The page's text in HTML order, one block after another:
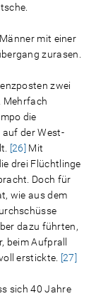
mit einer
zurasen.
zwei
Mehrfach
die
auf der West-
[26] Mit
drei Flüchtlinge
Doch für
wie aus dem
dazu führten,
beim Aufprall
erstickte. [27]
sich 40 Jahre